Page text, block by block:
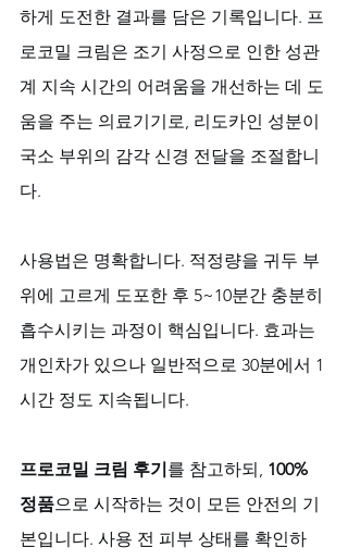
하게 도전한 결과를 담은 기록입니다. 프
로코밀 크림은 조기 사정으로 인한 성관
계 지속 시간의 어려움을 개선하는 데 도
움을 주는 의료기기로, 리도카인 성분이
국소 부위의 감각 신경 전달을 조절합니
다.
사용법은 명확합니다. 적정량을 귀두 부
위에 고르게 도포한 후 5~10분간 충분히
흡수시키는 과정이 핵심입니다. 효과는
개인차가 있으나 일반적으로 30분에서 1
시간 정도 지속됩니다.
프로코밀 크림 후기를 참고하되, 100%
정품으로 시작하는 것이 모든 안전의 기
본입니다. 사용 전 피부 상태를 확인하